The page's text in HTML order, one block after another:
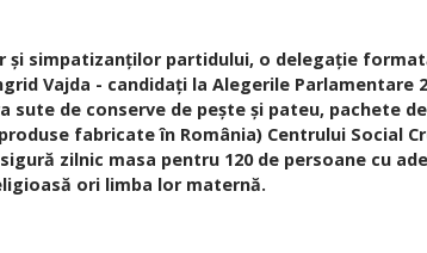
și simpatizanților partidului, o delegaţie
Vajda - candidaţi la Alegerile Parlamentare
de conserve de pește și pateu, pachete
fabricate în România) Centrului Social
zilnic masa pentru 120 de persoane cu
ori limba lor maternă.